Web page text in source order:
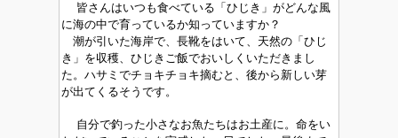
皆さんはいつも食べている「ひじき」がどんな風
に海の中で育っているか知っていますか？
潮が引いた海岸で、長靴をはいて、天然の「ひじ
き」を収穫、ひじきご飯でおいしくいただきまし
た。ハサミでチョキチョキ摘むと、後から新しい芽
が出てくるそうです。
自分で釣った小さなお魚たちはお土産に。命をい